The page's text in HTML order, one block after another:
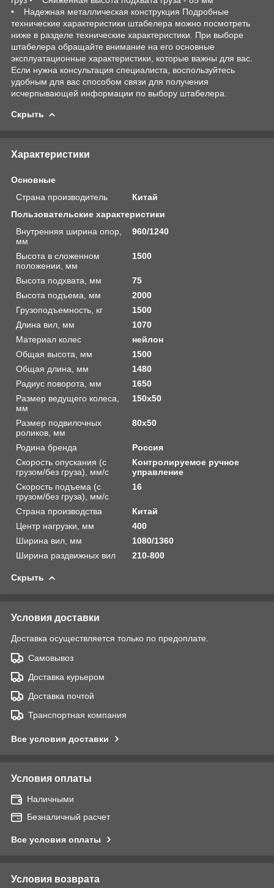
• Надежная металлическая конструкция Подробные
технические характеристики штабелера можно посмотреть
ниже в разделе технические характеристики. При выборе
штабелера обращайте внимание на его основные
эксплуатационные характеристики, которые важны для вас.
Если нужна консультация специалиста, воспользуйтесь
удобным для вас способом связи для получения
исчерпывающей информации по выбору штабелера.
Скрыть
Характеристики
Основные
Страна производитель
Китай
Пользовательские характеристики
Внутренняя ширина опор,
мм
960/1240
Высота в сложенном
положении, мм
1500
Высота подхвата, мм
75
Высота подъема, мм
2000
Грузоподъемность, кг
1500
Длина вил, мм
1070
Материал колес
нейлон
Общая высота, мм
1500
Общая длина, мм
1480
Радиус поворота, мм
1650
Размер ведущего колеса,
мм
150х50
Размер подвилочных
роликов, мм
80х50
Родина бренда
Россия
Скорость опускания (с
грузом/без груза), мм/с
Контролируемое ручное
управление
Скорость подъема (с
грузом/без груза), мм/с
16
Страна производства
Китай
Центр нагрузки, мм
400
Ширина вил, мм
1080/1360
Ширина раздвижных вил
210-800
Скрыть
Условия доставки
Доставка осуществляется только по предоплате.
Самовывоз
Доставка курьером
Доставка почтой
Транспортная компания
Все условия доставки
Условия оплаты
Наличными
Безналичный расчет
Все условия оплаты
Условия возврата